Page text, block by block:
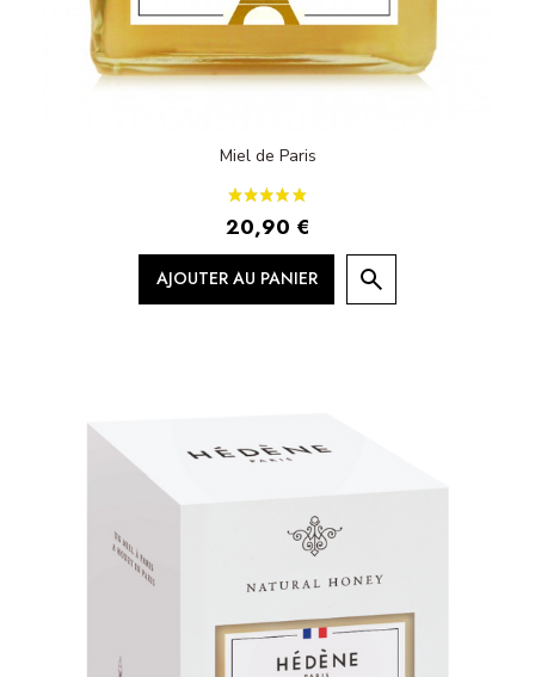
Miel de Paris
20,90 €
AJOUTER AU PANIER